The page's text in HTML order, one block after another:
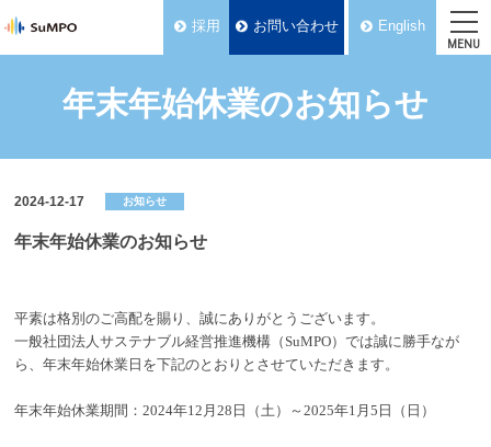
採用 お問い合わせ English
MENU
年末年始休業のお知らせ
2024-12-17 お知らせ
年末年始休業のお知らせ
平素は格別のご高配を賜り、誠にありがとうございます。
一般社団法人サステナブル経営推進機構（SuMPO）では誠に勝手なが
ら、年末年始休業日を下記のとおりとさせていただきます。
年末年始休業期間：2024年12月28日（土）～2025年1月5日（日）